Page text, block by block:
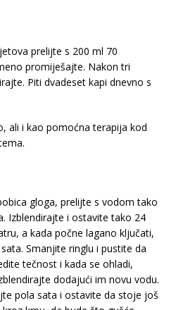
prelijte s 200 ml 70
promiješajte. Nakon tri
Piti dvadeset kapi dnevno s
ali i kao pomoćna terapija kod
gloga, prelijte s vodom tako
Izblendirajte i ostavite tako 24
a kada počne lagano ključati,
Smanjite ringlu i pustite da
tečnost i kada se ohladi,
dodajući im novu vodu.
pola sata i ostavite da stoje još